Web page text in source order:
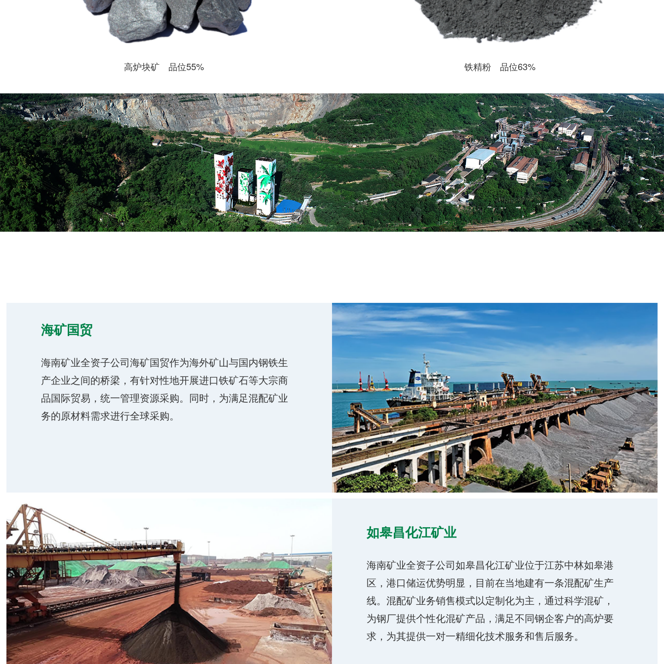
高炉块矿 品位55% 铁精粉 品位63%
海矿国贸
海南矿业全资子公司海矿国贸作为海外矿山与国内钢铁生
产企业之间的桥梁，有针对性地开展进口铁矿石等大宗商
品国际贸易，统一管理资源采购。同时，为满足混配矿业
务的原材料需求进行全球采购。
如皋昌化江矿业
海南矿业全资子公司如皋昌化江矿业位于江苏中林如皋港
区，港口储运优势明显，目前在当地建有一条混配矿生产
线。混配矿业务销售模式以定制化为主，通过科学混矿，
为钢厂提供个性化混矿产品，满足不同钢企客户的高炉要
求，为其提供一对一精细化技术服务和售后服务。